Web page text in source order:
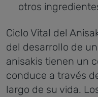
otros
Ciclo Vital del
del desarrollo de
anisakis tienen un
conduce a través
largo de su vida.